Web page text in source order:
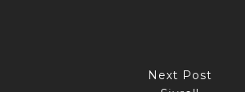
Next Post